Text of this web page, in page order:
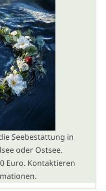
Seebestattung in
oder Ostsee.
Euro. Kontaktieren